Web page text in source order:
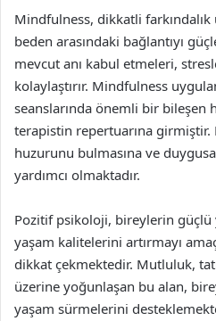
Mindfulness, dikkatli
beden arasındaki bağlantıyı
mevcut anı kabul etmeleri,
kolaylaştırır. Mindfulness
seanslarında önemli bir bileşen
terapistin repertuarına
huzurunu bulmasına ve
yardımcı olmaktadır.
Pozitif psikoloji, bireylerin
yaşam kalitelerini artırmayı
dikkat çekmektedir. Mutluluk,
üzerine yoğunlaşan bu alan,
yaşam sürmelerini